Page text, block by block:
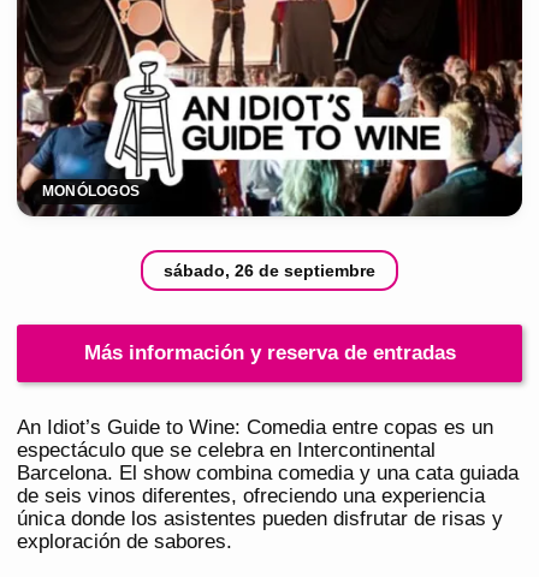
MONÓLOGOS
sábado, 26 de septiembre
Más información y reserva de entradas
An Idiot’s Guide to Wine: Comedia entre copas es un
espectáculo que se celebra en Intercontinental
Barcelona. El show combina comedia y una cata guiada
de seis vinos diferentes, ofreciendo una experiencia
única donde los asistentes pueden disfrutar de risas y
exploración de sabores.